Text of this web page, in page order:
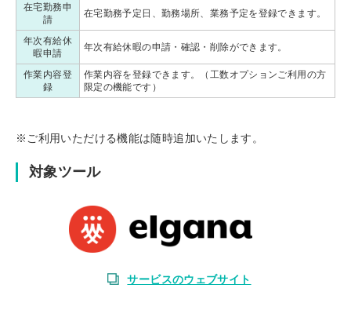
在宅勤務申
請
在宅勤務予定日、勤務場所、業務予定を登録できます。
年次有給休
暇申請
年次有給休暇の申請・確認・削除ができます。
作業内容登
録
作業内容を登録できます。（工数オプションご利用の方
限定の機能です）
※ご利用いただける機能は随時追加いたします。
対象ツール
サービスのウェブサイト